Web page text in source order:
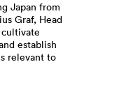
Japan from
Graf, Head
establish
relevant to